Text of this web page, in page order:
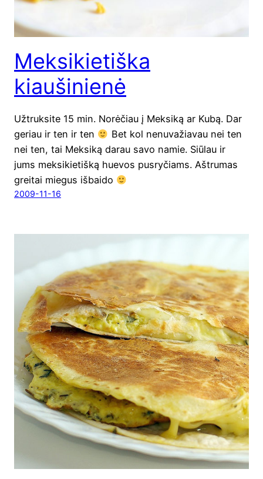
Meksikietiška
kiaušinienė
Užtruksite 15 min. Norėčiau į Meksiką ar Kubą. Dar
geriau ir ten ir ten
Bet kol nenuvažiavau nei ten
nei ten, tai Meksiką darau savo namie. Siūlau ir
jums meksikietišką huevos pusryčiams. Aštrumas
greitai miegus išbaido
2009-11-16